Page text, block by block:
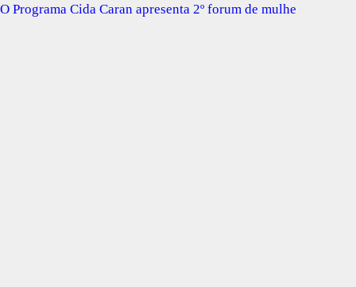
O Programa Cida Caran apresenta 2º forum de mulhe